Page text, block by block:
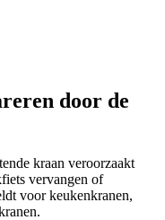
door de
kraan veroorzaakt
vervangen of
voor keukenkranen,